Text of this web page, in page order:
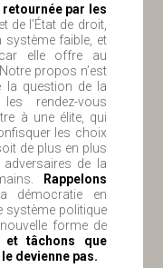
par les
de l’État de droit,
système faible, et
elle offre au
propos n’est
la question de la
rendez-vous
à une élite, qui
les choix
de plus en plus
de la
Rappelons
démocratie en
système politique
forme de
et tâchons que
devienne pas.